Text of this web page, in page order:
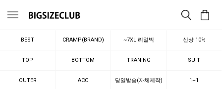
메뉴
BEST CRAMP(BRAND) ~7XL 리얼빅 신상 10%
TOP BOTTOM TRANING SUIT
OUTER ACC 당일발송(자체제작) 1+1